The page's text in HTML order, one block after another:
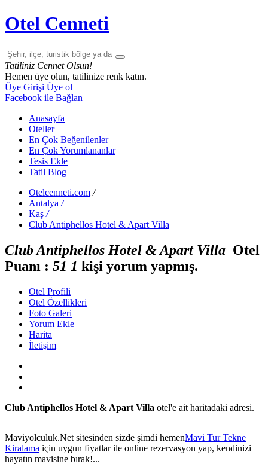
Otel Cenneti
Tatiliniz Cennet Olsun!
Hemen üye olun, tatilinize renk katın.
Üye Girişi Üye ol
Facebook ile Bağlan
Anasayfa
Oteller
En Çok Beğenilenler
En Çok Yorumlananlar
Tesis Ekle
Tatil Blog
Otelcenneti.com /
Antalya /
Kaş /
Club Antiphellos Hotel & Apart Villa
Club Antiphellos Hotel & Apart Villa Otel
Puanı : 51 1 kişi yorum yapmış.
Otel Profili
Otel Özellikleri
Foto Galeri
Yorum Ekle
Harita
İletişim
Club Antiphellos Hotel & Apart Villa otel'e ait haritadaki adresi.
This page can't load Google Maps correctly.
Maviyolculuk.Net sitesinden sizde şimdi hemenMavi Tur Tekne
Kiralama için uygun fiyatlar ile online rezervasyon yap, kendinizi
hayatın mavisine bırak!...